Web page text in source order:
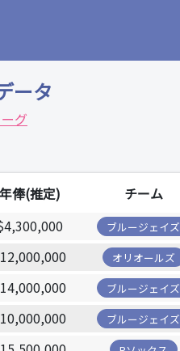
ータ
グ
年俸(推定) チーム
ブルージェイズ
オリオールズ
ブルージェイズ
ブルージェイズ